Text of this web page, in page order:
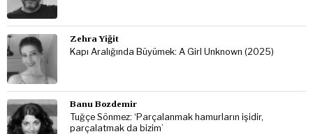
Zehra Yiğit
Kapı Aralığında Büyümek: A Girl Unknown (2025)
Banu Bozdemir
Tuğçe Sönmez: ‘Parçalanmak hamurların işidir,
parçalatmak da bizim’